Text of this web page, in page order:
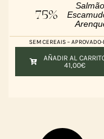
75%
SEM CEREAIS – APROVADO-
AÑADIR AL
41,00€